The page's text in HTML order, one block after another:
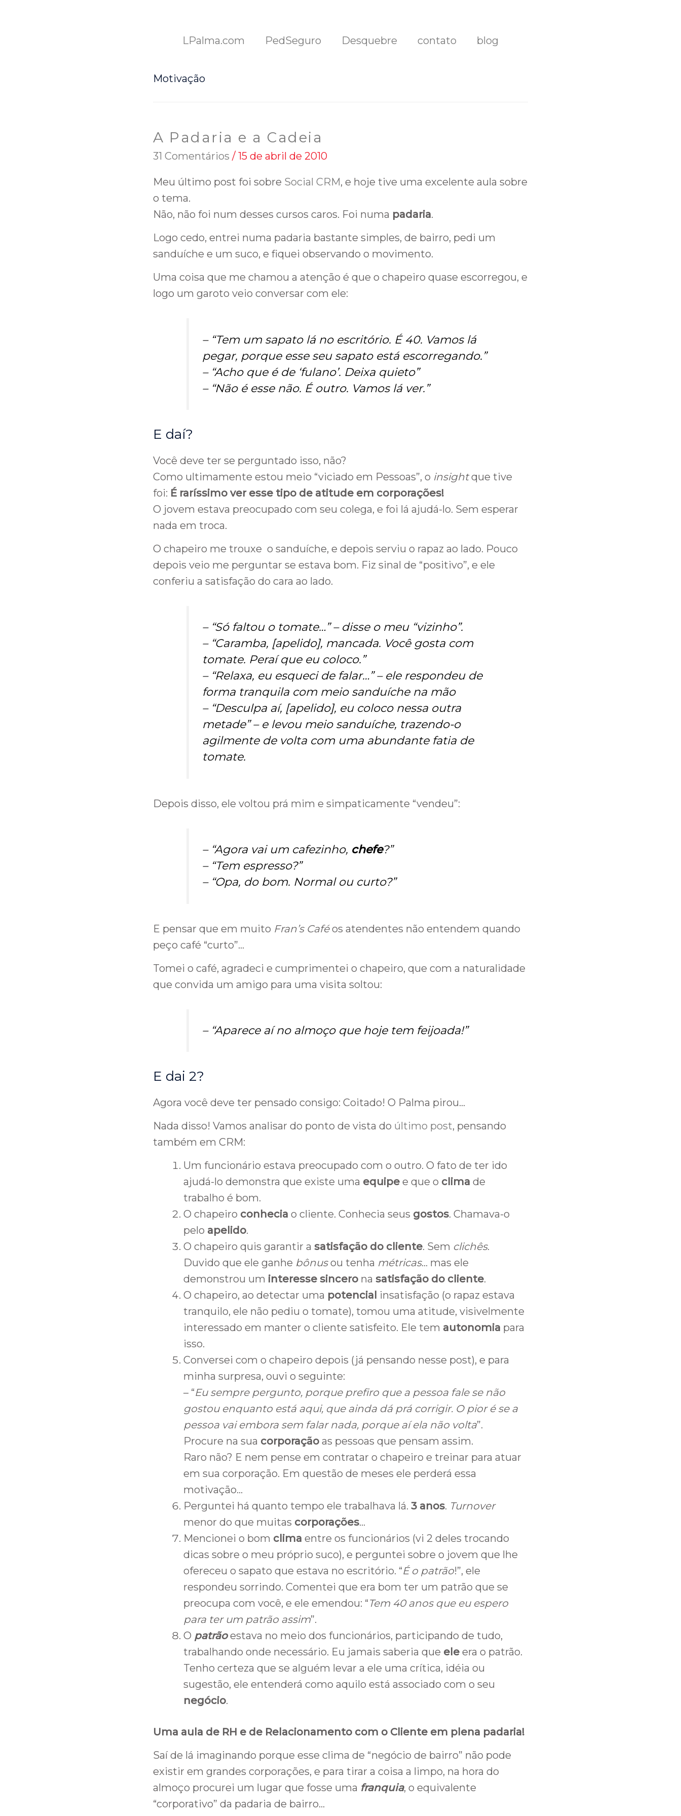
LPalma.com PedSeguro Desquebre contato blog
Motivação
A Padaria e a Cadeia
31 Comentários / 15 de abril de 2010
Meu último post foi sobre Social CRM, e hoje tive uma excelente aula sobre
o tema.
Não, não foi num desses cursos caros. Foi numa padaria.
Logo cedo, entrei numa padaria bastante simples, de bairro, pedi um
sanduíche e um suco, e fiquei observando o movimento.
Uma coisa que me chamou a atenção é que o chapeiro quase escorregou, e
logo um garoto veio conversar com ele:
– “Tem um sapato lá no escritório. É 40. Vamos lá
pegar, porque esse seu sapato está escorregando.”
– “Acho que é de ‘fulano’. Deixa quieto”
– “Não é esse não. É outro. Vamos lá ver.”
E daí?
Você deve ter se perguntado isso, não?
Como ultimamente estou meio “viciado em Pessoas”, o insightque tive
foi: É raríssimo ver esse tipo de atitude em corporações!
O jovem estava preocupado com seu colega, e foi lá ajudá-lo. Sem esperar
nada em troca.
O chapeiro me trouxe o sanduíche, e depois serviu o rapaz ao lado. Pouco
depois veio me perguntar se estava bom. Fiz sinal de “positivo”, e ele
conferiu a satisfação do cara ao lado.
– “Só faltou o tomate…” – disse o meu “vizinho”.
– “Caramba, [apelido], mancada. Você gosta com
tomate. Peraí que eu coloco.”
– “Relaxa, eu esqueci de falar…” – ele respondeu de
forma tranquila com meio sanduíche na mão
– “Desculpa aí, [apelido], eu coloco nessa outra
metade” – e levou meio sanduíche, trazendo-o
agilmente de volta com uma abundante fatia de
tomate.
Depois disso, ele voltou prá mim e simpaticamente “vendeu”:
– “Agora vai um cafezinho, chefe?”
– “Tem espresso?”
– “Opa, do bom. Normal ou curto?”
E pensar que em muito Fran’s Caféos atendentes não entendem quando
peço café “curto”…
Tomei o café, agradeci e cumprimentei o chapeiro, que com a naturalidade
que convida um amigo para uma visita soltou:
– “Aparece aí no almoço que hoje tem feijoada!”
E dai 2?
Agora você deve ter pensado consigo: Coitado! O Palma pirou…
Nada disso! Vamos analisar do ponto de vista do último post, pensando
também em CRM:
Um funcionário estava preocupado com o outro. O fato de ter ido
ajudá-lo demonstra que existe uma equipe e que o clima de
trabalho é bom.
O chapeiro conhecia o cliente. Conhecia seus gostos. Chamava-o
pelo apelido.
O chapeiro quis garantir a satisfação do cliente. Sem clichês.
Duvido que ele ganhe bônusou tenha métricas… mas ele
demonstrou um interesse sincero na satisfação do cliente.
O chapeiro, ao detectar uma potencial insatisfação (o rapaz estava
tranquilo, ele não pediu o tomate), tomou uma atitude, visivelmente
interessado em manter o cliente satisfeito. Ele tem autonomia para
isso.
Conversei com o chapeiro depois (já pensando nesse post), e para
minha surpresa, ouvi o seguinte:
– “Eu sempre pergunto, porque prefiro que a pessoa fale se não
gostou enquanto está aqui, que ainda dá prá corrigir. O pior é se a
pessoa vai embora sem falar nada, porque aí ela não volta”.
Procure na sua corporação as pessoas que pensam assim.
Raro não? E nem pense em contratar o chapeiro e treinar para atuar
em sua corporação. Em questão de meses ele perderá essa
motivação…
Perguntei há quanto tempo ele trabalhava lá. 3 anos. Turnover
menor do que muitas corporações…
Mencionei o bom clima entre os funcionários (vi 2 deles trocando
dicas sobre o meu próprio suco), e perguntei sobre o jovem que lhe
ofereceu o sapato que estava no escritório. “É o patrão!”, ele
respondeu sorrindo. Comentei que era bom ter um patrão que se
preocupa com você, e ele emendou: “Tem 40 anos que eu espero
para ter um patrão assim”.
O patrãoestava no meio dos funcionários, participando de tudo,
trabalhando onde necessário. Eu jamais saberia que ele era o patrão.
Tenho certeza que se alguém levar a ele uma crítica, idéia ou
sugestão, ele entenderá como aquilo está associado com o seu
negócio.
Uma aula de RH e de Relacionamento com o Cliente em plena padaria!
Saí de lá imaginando porque esse clima de “negócio de bairro” não pode
existir em grandes corporações, e para tirar a coisa a limpo, na hora do
almoço procurei um lugar que fosse uma franquia, o equivalente
“corporativo” da padaria de bairro…